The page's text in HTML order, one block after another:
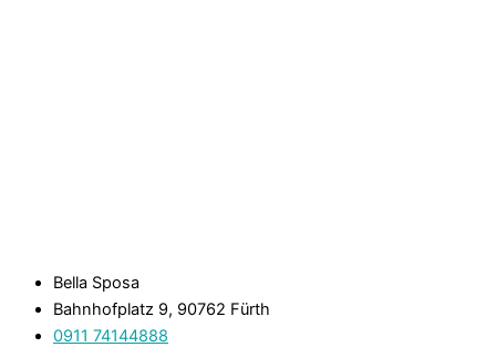
Bella Sposa
Bahnhofplatz 9, 90762 Fürth
0911 74144888